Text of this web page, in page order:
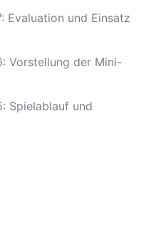
Evaluation und Einsatz
Vorstellung der Mini-
Spielablauf und